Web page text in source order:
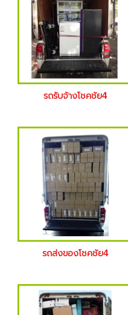
รถรับจ้างโชคชัย4
รถส่งของโชคชัย4